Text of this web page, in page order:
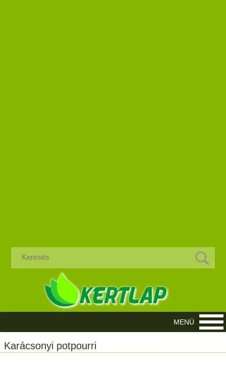
Karácsonyi potpourri